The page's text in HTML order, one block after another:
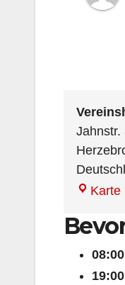
Jahnstr.
Karte
08:00
19:00